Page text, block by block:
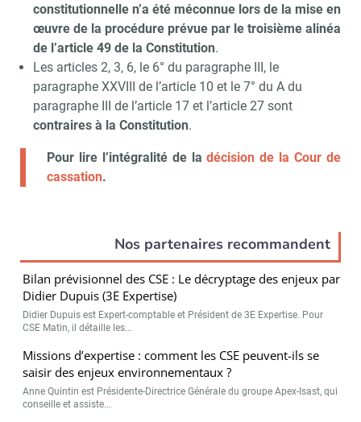
constitutionnelle n’a été méconnue lors de la mise en
œuvre de la procédure prévue par le troisième alinéa
de l’article 49 de la Constitution.
Les articles 2, 3, 6, le 6° du paragraphe III, le
paragraphe XXVIII de l’article 10 et le 7° du A du
paragraphe III de l’article 17 et l’article 27 sont
contraires à la Constitution.
Pour lire l’intégralité de ladécision de la Cour de
cassation.
Nos partenaires recommandent
Bilan prévisionnel des CSE : Le décryptage des enjeux par
Didier Dupuis (3E Expertise)
Didier Dupuis est Expert-comptable et Président de 3E Expertise. Pour
CSE Matin, il détaille les...
Missions d’expertise : comment les CSE peuvent-ils se
saisir des enjeux environnementaux ?
Anne Quintin est Présidente-Directrice Générale du groupe Apex-Isast, qui
conseille et assiste...